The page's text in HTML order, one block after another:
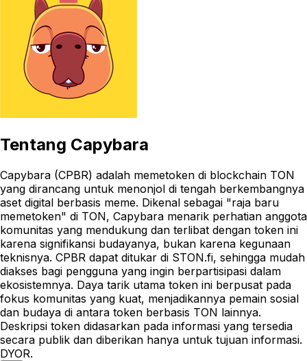
Tentang Capybara
Capybara (CPBR) adalah memetoken di blockchain TON
yang dirancang untuk menonjol di tengah berkembangnya
aset digital berbasis meme. Dikenal sebagai "raja baru
memetoken" di TON, Capybara menarik perhatian anggota
komunitas yang mendukung dan terlibat dengan token ini
karena signifikansi budayanya, bukan karena kegunaan
teknisnya. CPBR dapat ditukar di STON.fi, sehingga mudah
diakses bagi pengguna yang ingin berpartisipasi dalam
ekosistemnya. Daya tarik utama token ini berpusat pada
fokus komunitas yang kuat, menjadikannya pemain sosial
dan budaya di antara token berbasis TON lainnya.
Deskripsi token didasarkan pada informasi yang tersedia
secara publik dan diberikan hanya untuk tujuan informasi.
DYOR.